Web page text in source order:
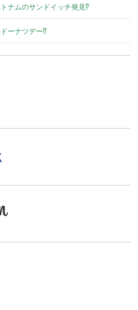
ナムのサンドイッチ発見⁉︎
ーナツデー⁉︎